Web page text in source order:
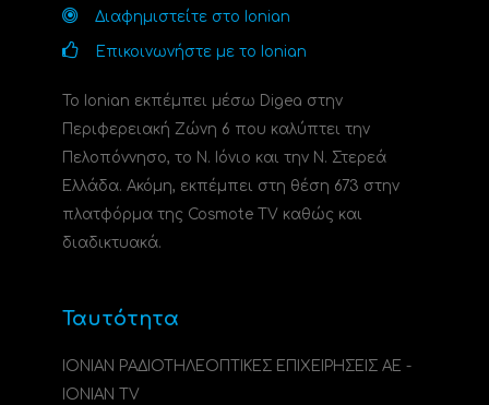
Διαφημιστείτε στο Ionian
Επικοινωνήστε με το Ionian
Το Ionian εκπέμπει μέσω Digea στην
Περιφερειακή Ζώνη 6 που καλύπτει την
Πελοπόννησο, το N. Ιόνιο και την Ν. Στερεά
Ελλάδα. Ακόμη, εκπέμπει στη θέση 673 στην
πλατφόρμα της Cosmote TV καθώς και
διαδικτυακά.
Ταυτότητα
ΙΟΝΙΑΝ ΡΑΔΙΟΤΗΛΕΟΠΤΙΚΕΣ ΕΠΙΧΕΙΡΗΣΕΙΣ ΑΕ -
IONIAN TV